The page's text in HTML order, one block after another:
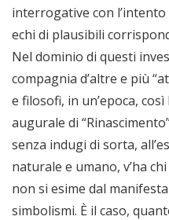
interrogative con
echi di plausibili
Nel dominio di questi
compagnia d’altre e più
e filosofi, in un’epoca,
augurale di
senza indugi di sorta,
naturale e umano, v’ha
non si esime dal
simbolismi. È il caso,